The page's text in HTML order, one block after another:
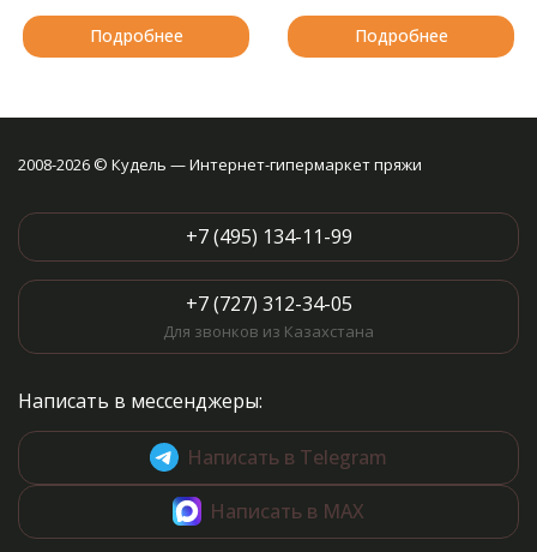
Подробнее Подробнее
2008-2026 © Кудель — Интернет-гипермаркет пряжи
+7 (495) 134-11-99
+7 (727) 312-34-05
Для звонков из Казахстана
Написать в мессенджеры:
Написать в Telegram
Написать в MAX